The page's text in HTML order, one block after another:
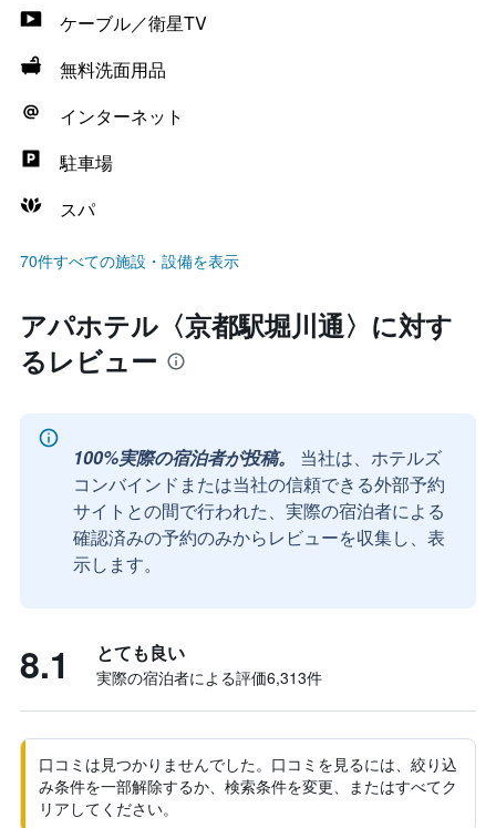
ケーブル／衛星TV
無料洗面用品
インターネット
駐車場
スパ
70件すべての施設・設備を表示
アパホテル〈京都駅堀川通〉に対す
るレビュー
100%実際の宿泊者が投稿。
当社は、ホテルズ
コンバインドまたは当社の信頼できる外部予約
サイトとの間で行われた、実際の宿泊者による
確認済みの予約のみからレビューを収集し、表
示します。
8.1 とても良い
実際の宿泊者による評価6,313​件
口コミは見つかりませんでした。口コミを見るには、絞り込
み条件を一部解除するか、検索条件を変更、またはすべてク
リアしてください。